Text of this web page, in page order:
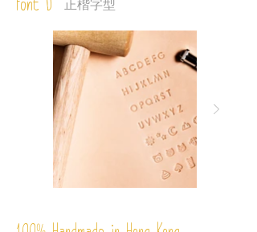
Font D 正楷字型